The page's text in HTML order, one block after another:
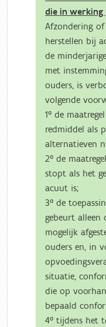
die in werking
Afzondering
herstellen bij
de
met
ouders, is
volgende
1° de
redmiddel als
alternatieven
2° de
stopt als het
acuut is;
3° de
gebeurt alleen
mogelijk
ouders en, in
situatie,
die op
bepaald
4° tijdens het